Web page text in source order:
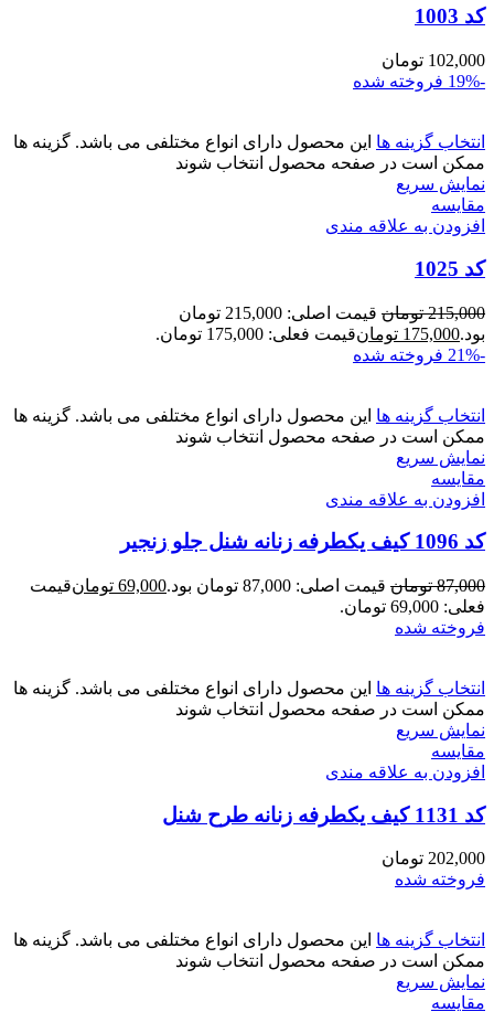
کد 1003
102,000 تومان
-19%
فروخته شده
انتخاب گزینه ها این محصول دارای انواع مختلفی می باشد. گزینه ها
ممکن است در صفحه محصول انتخاب شوند
نمایش سریع
مقايسه
افزودن به علاقه مندی
کد 1025
215,000 تومان
قیمت اصلی: 215,000 تومان
بود.175,000 تومانقیمت فعلی: 175,000 تومان.
-21%
فروخته شده
انتخاب گزینه ها این محصول دارای انواع مختلفی می باشد. گزینه ها
ممکن است در صفحه محصول انتخاب شوند
نمایش سریع
مقايسه
افزودن به علاقه مندی
کد 1096 کیف یکطرفه زنانه شنل جلو زنجیر
87,000 تومان قیمت اصلی: 87,000 تومان بود. 69,000 تومانقیمت
فعلی: 69,000 تومان.
فروخته شده
انتخاب گزینه ها این محصول دارای انواع مختلفی می باشد. گزینه ها
ممکن است در صفحه محصول انتخاب شوند
نمایش سریع
مقايسه
افزودن به علاقه مندی
کد 1131 کیف یکطرفه زنانه طرح شنل
202,000 تومان
فروخته شده
انتخاب گزینه ها این محصول دارای انواع مختلفی می باشد. گزینه ها
ممکن است در صفحه محصول انتخاب شوند
نمایش سریع
مقايسه